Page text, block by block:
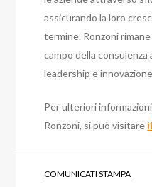
assicurando la loro
termine. Ronzoni
campo della
leadership e
Per ulteriori
Ronzoni, si può visitare
COMUNICATI STAMPA